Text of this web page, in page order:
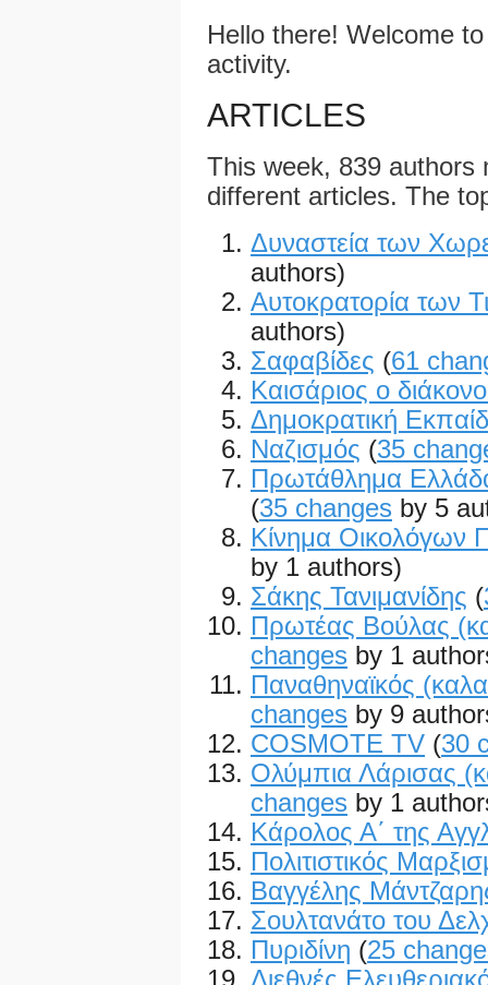
Hello there! Welcome
activity.
ARTICLES
This week, 839 authors
different articles. The
Δυναστεία των
authors)
Αυτοκρατορία των
authors)
Σαφαβίδες (61
Καισάριος ο
Δημοκρατική
Ναζισμός (35
Πρωτάθλημα
(35 changes by 5
Κίνημα Οικολόγων
by 1 authors)
Σάκης Τανιμανίδης (
Πρωτέας Βούλας
changes by 1
Παναθηναϊκός
changes by 9
COSMOTE TV (30
Ολύμπια Λάρισας
changes by 1
Κάρολος Α΄ της
Πολιτιστικός
Βαγγέλης
Σουλτανάτο του
Πυριδίνη (25